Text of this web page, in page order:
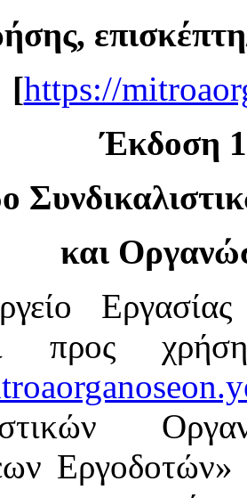
[https://
Έκδοση
και
προς
Εργοδοτών»